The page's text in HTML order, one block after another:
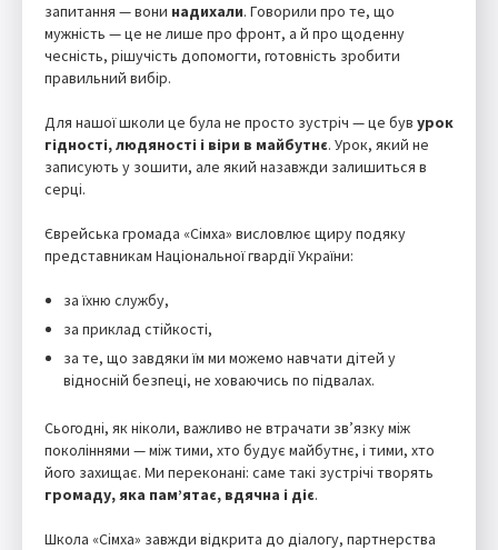
запитання — вони надихали. Говорили про те, що
мужність — це не лише про фронт, а й про щоденну
чесність, рішучість допомогти, готовність зробити
правильний вибір.
Для нашої школи це була не просто зустріч — це був урок
гідності, людяності і віри в майбутнє. Урок, який не
записують у зошити, але який назавжди залишиться в
серці.
Єврейська громада «Сімха» висловлює щиру подяку
представникам Національної гвардії України:
за їхню службу,
за приклад стійкості,
за те, що завдяки їм ми можемо навчати дітей у
відносній безпеці, не ховаючись по підвалах.
Сьогодні, як ніколи, важливо не втрачати зв’язку між
поколіннями — між тими, хто будує майбутнє, і тими, хто
його захищає. Ми переконані: саме такі зустрічі творять
громаду, яка пам’ятає, вдячна і діє.
Школа «Сімха» завжди відкрита до діалогу, партнерства